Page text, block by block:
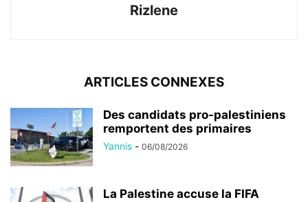
Rizlene
ARTICLES CONNEXES
Des candidats pro-palestiniens
remportent des primaires
Yannis - 06/08/2026
La Palestine accuse la FIFA